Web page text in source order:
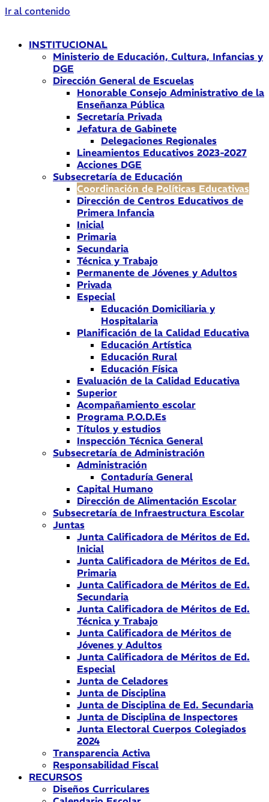
Ir al contenido
INSTITUCIONAL
Ministerio de Educación, Cultura, Infancias y
DGE
Dirección General de Escuelas
Honorable Consejo Administrativo de la
Enseñanza Pública
Secretaría Privada
Jefatura de Gabinete
Delegaciones Regionales
Lineamientos Educativos 2023-2027
Acciones DGE
Subsecretaría de Educación
Coordinación de Políticas Educativas
Dirección de Centros Educativos de
Primera Infancia
Inicial
Primaria
Secundaria
Técnica y Trabajo
Permanente de Jóvenes y Adultos
Privada
Especial
Educación Domiciliaria y
Hospitalaria
Planificación de la Calidad Educativa
Educación Artística
Educación Rural
Educación Física
Evaluación de la Calidad Educativa
Superior
Acompañamiento escolar
Programa P.O.D.Es
Títulos y estudios
Inspección Técnica General
Subsecretaría de Administración
Administración
Contaduría General
Capital Humano
Dirección de Alimentación Escolar
Subsecretaría de Infraestructura Escolar
Juntas
Junta Calificadora de Méritos de Ed.
Inicial
Junta Calificadora de Méritos de Ed.
Primaria
Junta Calificadora de Méritos de Ed.
Secundaria
Junta Calificadora de Méritos de Ed.
Técnica y Trabajo
Junta Calificadora de Méritos de
Jóvenes y Adultos
Junta Calificadora de Méritos de Ed.
Especial
Junta de Celadores
Junta de Disciplina
Junta de Disciplina de Ed. Secundaria
Junta de Disciplina de Inspectores
Junta Electoral Cuerpos Colegiados
2024
Transparencia Activa
Responsabilidad Fiscal
RECURSOS
Diseños Curriculares